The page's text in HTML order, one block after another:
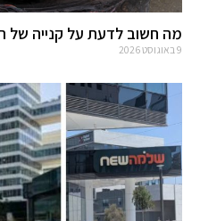
מה חשוב לדעת על קנייה של
9 באוגוסט 2026